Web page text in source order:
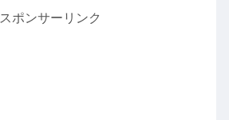
スポンサーリンク